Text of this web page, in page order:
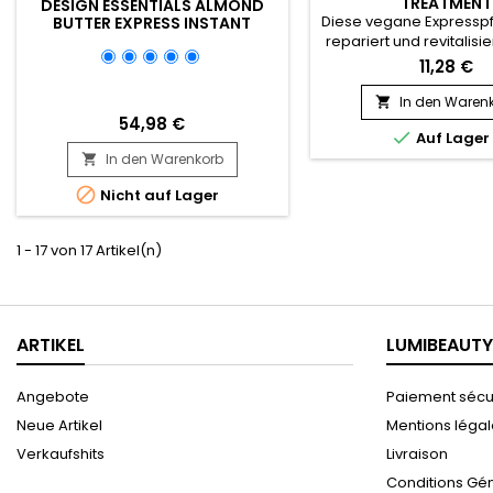
DESIGN ESSENTIALS ALMOND
BUTTER EXPRESS INSTANT
32OZ
54,98 €
 In den Warenkorb
 Nicht auf Lager
Diese vegane
repariert und
und/oder strapaziertes
einer Minute.&nbsp;
reich an pflanzlichen
veganem
Aminosäuren,
Haarfaser,
11,28 €
 In den
 Auf Lager
1 - 17 von 17 Artikel(n)
ARTIKEL
Angebote
Neue Artikel
Verkaufshits
LUMIBEAUTY
Paiement
Mentions
Livraison
Conditions